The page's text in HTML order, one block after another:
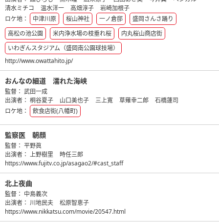
清水ミチコ
温水洋一 高畑淳子
岩崎加根子
ロケ地：
中津川原 桜山神社 一ノ倉邸
盛岡さんさ踊り
高松の池公園
米内浄水場の枝垂れ桜
内丸桜山商店街
いわぎんスタジアム（盛岡南公園球技場）
http://www.owattahito.jp/
おんなの細道 濡れた海峡
監督： 武田一成
出演者： 桐谷夏子 山口美也子 三上寛 草薙幸二郎
石橋蓮司
ロケ地：
飲食店街(八幡町)
監察医 朝顔
監督： 平野眞
出演者： 上野樹里
時任三郎
https://www.fujitv.co.jp/asagao2/#cast_staff
北上夜曲
監督： 中島義次
出演者： 川地民夫
松原智恵子
https://www.nikkatsu.com/movie/20547.html